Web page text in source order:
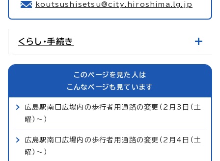
koutsushisetsu@city.hiroshima.lg.jp
くらし・手続き
このページを見た人は
こんなページも見ています
広島駅南口広場内の歩行者用通路の変更（2月3日（土
曜）～）
広島駅南口広場内の歩行者用通路の変更（2月4日（土
曜）～）